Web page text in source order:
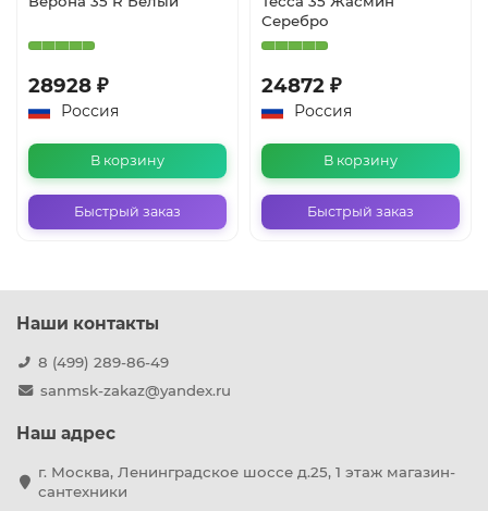
28928 ₽
Россия
В корзину
Быстрый заказ
Серебро
24872 ₽
Россия
В корзину
Быстрый заказ
Наши контакты
8 (499) 289-86-49
sanmsk-zakaz@yandex.ru
Наш адрес
г. Москва, Ленинградское шоссе д.25, 1 этаж магазин-
сантехники